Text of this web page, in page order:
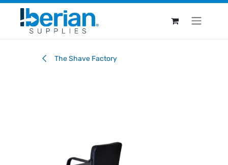
Ir al contenido
The Shave Factory